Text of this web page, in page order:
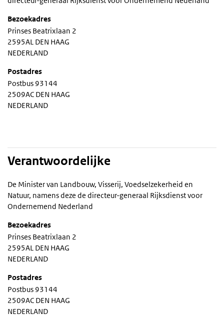
Bezoekadres
Prinses Beatrixlaan 2
2595AL DEN HAAG
NEDERLAND
Postadres
Postbus 93144
2509AC DEN HAAG
NEDERLAND
Verantwoordelijke
De Minister van Landbouw, Visserij, Voedselzekerheid en
Natuur, namens deze de directeur-generaal Rijksdienst voor
Ondernemend Nederland
Bezoekadres
Prinses Beatrixlaan 2
2595AL DEN HAAG
NEDERLAND
Postadres
Postbus 93144
2509AC DEN HAAG
NEDERLAND